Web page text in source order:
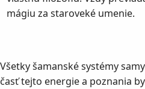
mágiu za staroveké umenie.
Všetky šamanské systémy
časť tejto energie a poznania